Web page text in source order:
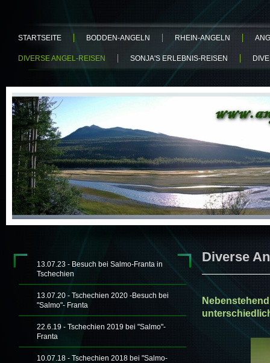
STARTSEITE BODDEN-ANGELN RHEIN-ANGELN
DIVERSE ANGEL-REISEN SONJA'S ERLEBNIS-REISEN
13.07.23 - Besuch bei Salmo-Franta in
Tschechien
13.07.20 - Tschechien 2020 -Besuch bei
"Salmo"- Franta
22.6.19 - Tschechien 2019 bei "Salmo"-
Franta
10.07.18 - Tschechien 2018 bei "Salmo-
Diverse